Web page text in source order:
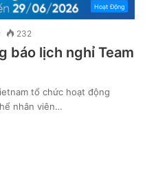
Hoạt Động
232
báo lịch nghỉ Team
tổ chức hoạt động
nhân viên…